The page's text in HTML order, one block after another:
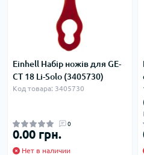
Einhell Набір ножів для GE-
CT 18 Li-Solo (3405730)
Код товара: 3405730
0
0.00 грн.
Нет в наличии